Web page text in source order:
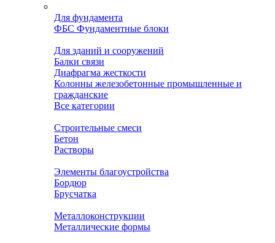
Для фундамента
ФБС Фундаментные блоки
Для зданий и сооружений
Балки связи
Диафрагма жесткости
Колонны железобетонные промышленные и
гражданские
Все категории
Строительные смеси
Бетон
Растворы
Элементы благоустройства
Бордюр
Брусчатка
Металлоконструкции
Металлические формы